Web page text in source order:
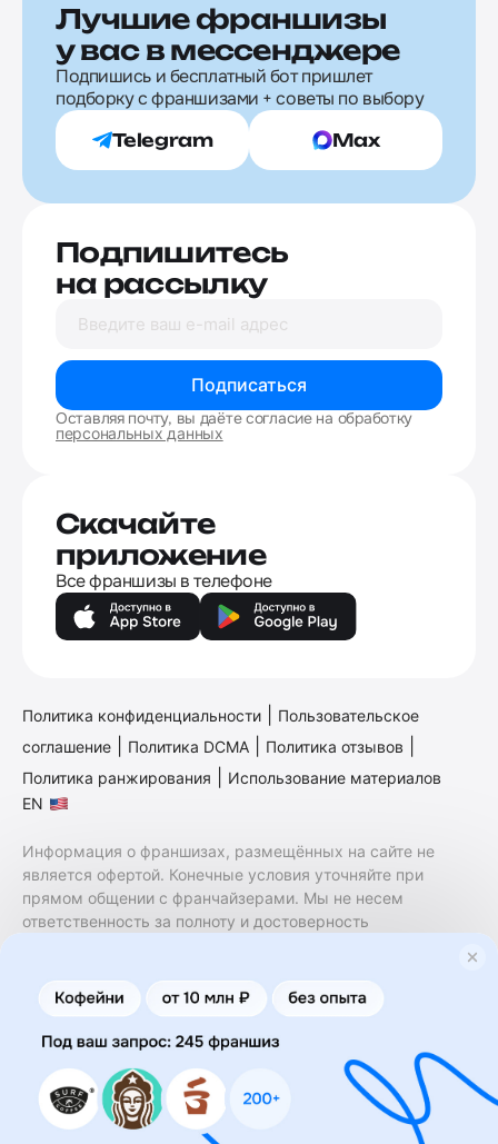
Лучшие франшизы
у вас в мессенджере
Подпишись и бесплатный бот пришлет
подборку с франшизами + советы по выбору
Telegram Max
Подпишитесь
на рассылку
Подписаться
Оставляя почту, вы даёте согласие на обработку
персональных данных
Скачайте
приложение
Все франшизы в телефоне
Политика конфиденциальности
Пользовательское
соглашение
Политика DCMA Политика отзывов
Политика ранжирования
Использование материалов
EN
Информация о франшизах, размещённых на сайте не
является офертой. Конечные условия уточняйте при
прямом общении с франчайзерами. Мы не несем
ответственность за полноту и достоверность
финансовые услуги. Заключение договоров
коммерческой концессии (франчайзинга) осуществляется
правообладателями/их представителями. Бизнесменс.ру
не является посредником или представителем
правообладателя и не несет ответственность за условия
предоставления франшизы и действия лиц,
осуществленные на основании информации, имеющейся